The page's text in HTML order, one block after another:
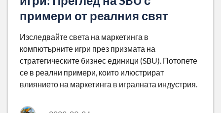
примери от реалния свят
Изследвайте света на маркетинга в
компютърните игри през призмата на
стратегическите бизнес единици (SBU). Потопете
се в реални примери, които илюстрират
влиянието на маркетинга в игралната индустрия.